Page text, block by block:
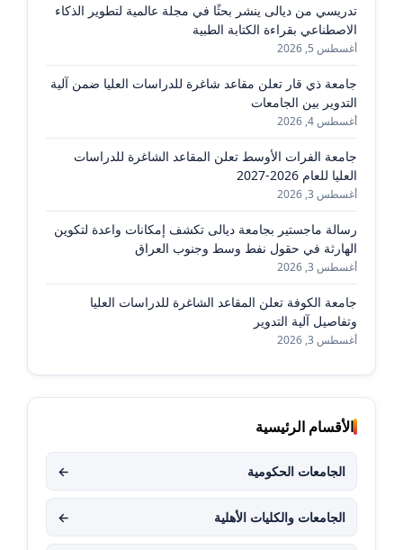
تدريسي من ديالى ينشر بحثًا في مجلة عالمية لتطوير الذكاء
الاصطناعي بقراءة الكتابة الطبية
أغسطس 5, 2026
جامعة ذي قار تعلن مقاعد شاغرة للدراسات العليا ضمن آلية
التدوير بين الجامعات
أغسطس 4, 2026
جامعة الفرات الأوسط تعلن المقاعد الشاغرة للدراسات
العليا للعام 2026-2027
أغسطس 3, 2026
رسالة ماجستير بجامعة ديالى تكشف إمكانات واعدة لتكوين
الهارثة في حقول نفط وسط وجنوب العراق
أغسطس 3, 2026
جامعة الكوفة تعلن المقاعد الشاغرة للدراسات العليا
وتفاصيل آلية التدوير
أغسطس 3, 2026
الأقسام الرئيسية
الجامعات الحكومية ←
الجامعات والكليات الأهلية ←